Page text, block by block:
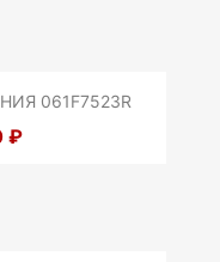
061F7523R
₽